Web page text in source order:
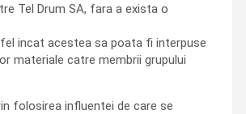
Tel Drum SA, fara a exista o
incat acestea sa poata fi interpuse
materiale catre membrii grupului
folosirea influentei de care se